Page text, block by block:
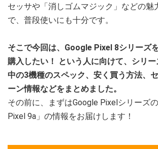
セッサや「消しゴムマジック」などの魅
で、普段使いにも十分です。
そこで今回は、Google Pixel 8シリーズ
購入したい！ という人に向けて、シリ
中の3機種のスペック、安く買う方法、
ーン情報などをまとめました。
その前に、まずはGoogle Pixelシリーズ
Pixel 9a」の情報をお届けします！